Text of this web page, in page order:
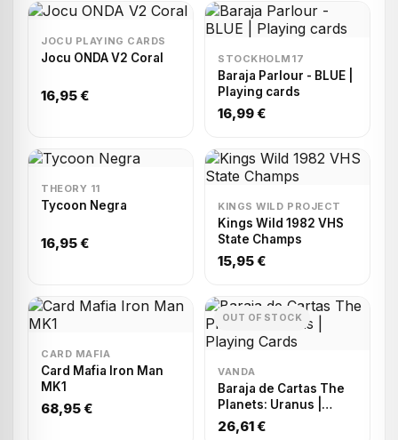
JOCU PLAYING CARDS
Jocu ONDA V2 Coral
16,95 €
STOCKHOLM17
Baraja Parlour - BLUE |
Playing cards
16,99 €
THEORY 11
Tycoon Negra
16,95 €
KINGS WILD PROJECT
Kings Wild 1982 VHS
State Champs
15,95 €
CARD MAFIA
Card Mafia Iron Man
MK1
68,95 €
OUT OF STOCK
VANDA
Baraja de Cartas The
Planets: Uranus |
Playing Cards
26,61 €